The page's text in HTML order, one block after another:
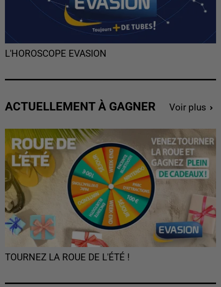
L'HOROSCOPE EVASION
ACTUELLEMENT À GAGNER Voir plus
TOURNEZ LA ROUE DE L'ÉTÉ !